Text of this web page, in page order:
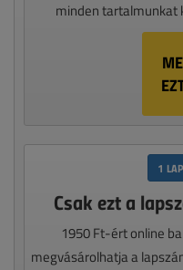
minden tartalmunkat
1
Csak ezt a
1950 Ft-ért online
megvásárolhatja a